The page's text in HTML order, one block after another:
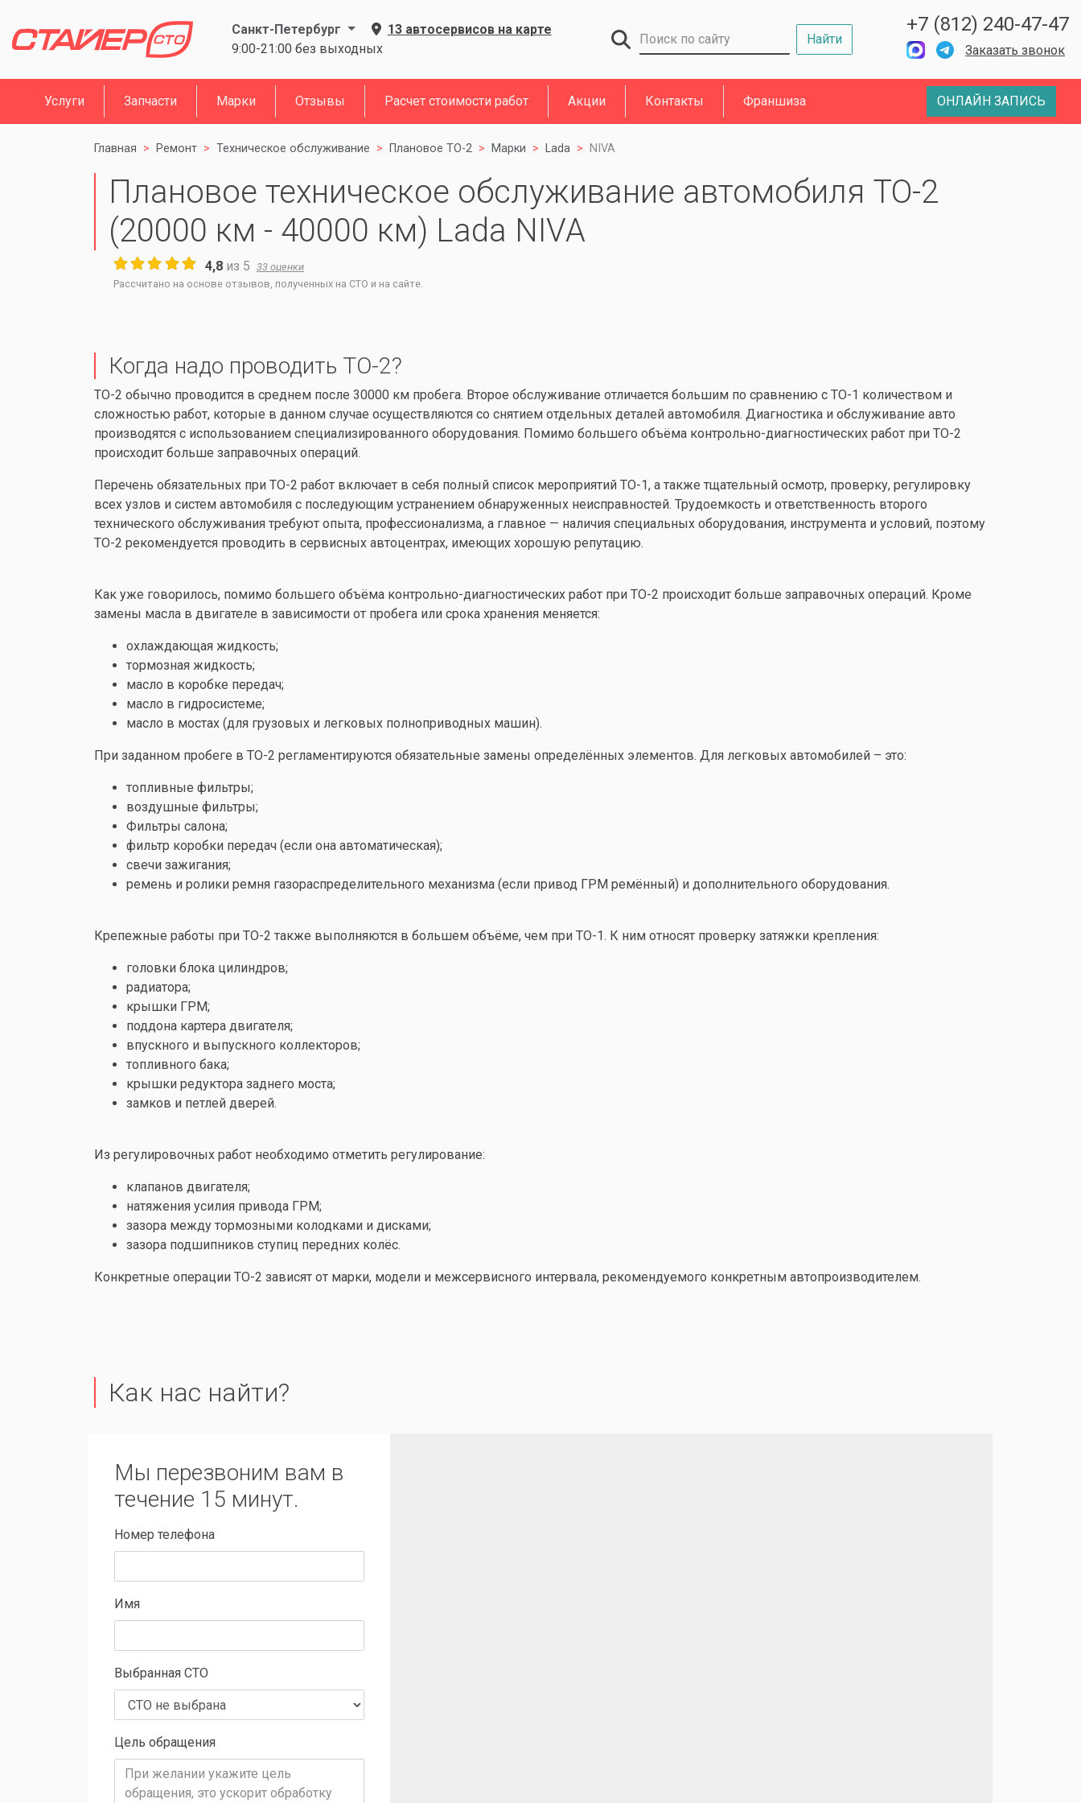
Санкт-Петербург
13 автосервисов на карте
9:00-21:00 без выходных
Найти
+7 (812) 240-47-47
Заказать звонок
Услуги Запчасти Марки Отзывы Расчет стоимости работ Акции Контакты Франшиза ОНЛАЙН ЗАПИСЬ
Главная Ремонт Техническое обслуживание Плановое ТО-2 Марки Lada NIVA
Плановое техническое обслуживание автомобиля ТО-2
(20000 км - 40000 км) Lada NIVA
4,8 из 5 33 оценки
Рассчитано на основе отзывов, полученных на СТО и на сайте.
Когда надо проводить ТО-2?
ТО-2 обычно проводится в среднем после 30000 км пробега. Второе обслуживание отличается большим по сравнению с ТО-1 количеством и
сложностью работ, которые в данном случае осуществляются со снятием отдельных деталей автомобиля. Диагностика и обслуживание авто
производятся с использованием специализированного оборудования. Помимо большего объёма контрольно-диагностических работ при ТО-2
происходит больше заправочных операций.
Перечень обязательных при ТО-2 работ включает в себя полный список мероприятий ТО-1, а также тщательный осмотр, проверку, регулировку
всех узлов и систем автомобиля с последующим устранением обнаруженных неисправностей. Трудоемкость и ответственность второго
технического обслуживания требуют опыта, профессионализма, а главное — наличия специальных оборудования, инструмента и условий, поэтому
ТО-2 рекомендуется проводить в сервисных автоцентрах, имеющих хорошую репутацию.
Как уже говорилось, помимо большего объёма контрольно-диагностических работ при ТО-2 происходит больше заправочных операций. Кроме
замены масла в двигателе в зависимости от пробега или срока хранения меняется:
охлаждающая жидкость;
тормозная жидкость;
масло в коробке передач;
масло в гидросистеме;
масло в мостах (для грузовых и легковых полноприводных машин).
При заданном пробеге в ТО-2 регламентируются обязательные замены определённых элементов. Для легковых автомобилей – это:
топливные фильтры;
воздушные фильтры;
Фильтры салона;
фильтр коробки передач (если она автоматическая);
свечи зажигания;
ремень и ролики ремня газораспределительного механизма (если привод ГРМ ремённый) и дополнительного оборудования.
Крепежные работы при ТО-2 также выполняются в большем объёме, чем при ТО-1. К ним относят проверку затяжки крепления:
головки блока цилиндров;
радиатора;
крышки ГРМ;
поддона картера двигателя;
впускного и выпускного коллекторов;
топливного бака;
крышки редуктора заднего моста;
замков и петлей дверей.
Из регулировочных работ необходимо отметить регулирование:
клапанов двигателя;
натяжения усилия привода ГРМ;
зазора между тормозными колодками и дисками;
зазора подшипников ступиц передних колёс.
Конкретные операции ТО-2 зависят от марки, модели и межсервисного интервала, рекомендуемого конкретным автопроизводителем.
Как нас найти?
Мы перезвоним вам в
течение 15 минут.
Номер телефона
Имя
Выбранная СТО
Цель обращения